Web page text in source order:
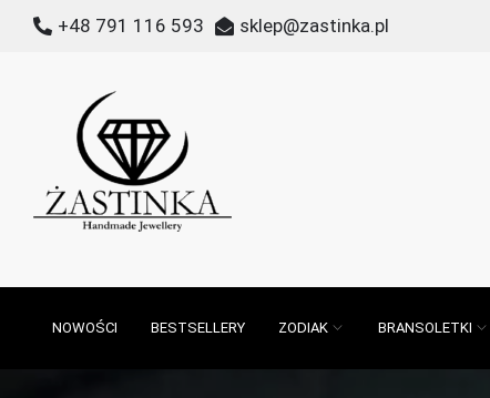
Przejdź
+48 791 116 593 sklep@zastinka.pl
NOWOŚCI BESTSELLERY ZODIAK BRANSOLETKI